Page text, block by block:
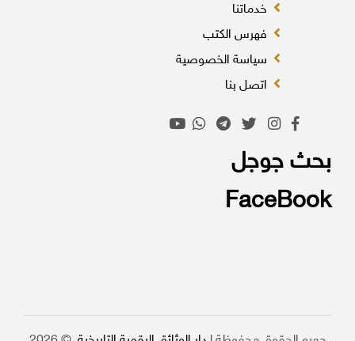
خدماتنا
فهرس الكتب
سياسة الخصوصية
اتصل بنا
بحث جوجل
FaceBook